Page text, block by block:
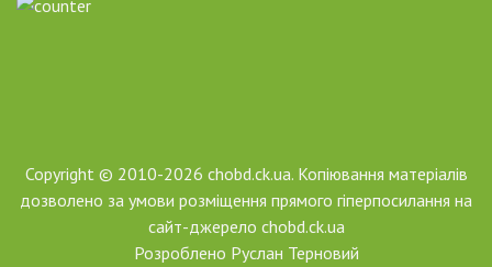
Copyright © 2010-2026 chobd.ck.ua. Копіювання матеріалів
дозволено за умови розміщення прямого гіперпосилання на
сайт-джерело chobd.ck.ua
Розроблено Руслан Терновий